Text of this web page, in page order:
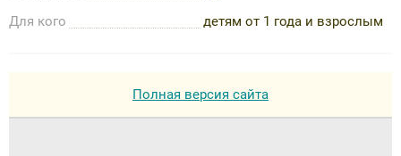
Для кого
детям от 1 года и взрослым
Полная версия сайта